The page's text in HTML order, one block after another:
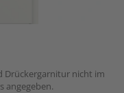
Drückergarnitur nicht im
angegeben.